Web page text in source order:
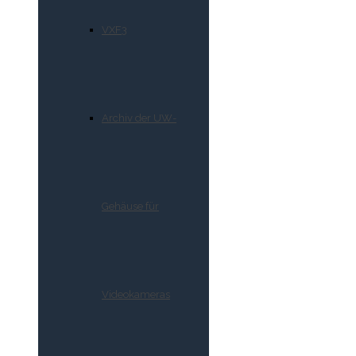
VXF3
Archiv der UW-
Gehäuse für
Videokameras